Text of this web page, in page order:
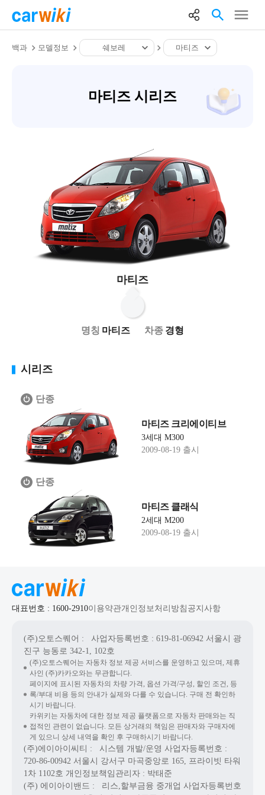
백과 모델정보 쉐보레 마티즈
마티즈 시리즈
마티즈
마티즈 경형
시리즈
단종
마티즈 크리에이티브
3세대 M300
2009-08-19 출시
단종
마티즈 클래식
2세대 M200
2009-08-19 출시
대표번호 : 1600-2910이용약관개인정보처리방침 공지사항
(주)오토스퀘어 : 사업자등록번호 : 619-81-06942 서울시 광
진구 능동로 342-1, 102호
(주)오토스퀘어는 자동차 정보 제공 서비스를 운영하고 있으며, 제휴
사인 (주)카카오와는 무관합니다.
페이지에 표시된 자동차의 차량 가격, 옵션 가격/구성, 할인 조건, 등
록/부대 비용 등의 안내가 실제와 다를 수 있습니다. 구매 전 확인하
시기 바랍니다.
카위키는 자동차에 대한 정보 제공 플랫폼으로 자동차 판매와는 직
접적인 관련이 없습니다. 모든 상거래의 책임은 판매자와 구매자에
게 있으니 상세 내역을 확인 후 구매하시기 바랍니다.
(주)에이아이씨티 : 시스템 개발/운영 사업자등록번호 :
720-86-00942 서울시 강서구 마곡중앙로 165, 프라이빗 타워
1차 1102호 개인정보책임관리자 : 박태준
(주) 에이아이밴드 : 리스,할부금융 중개업 사업자등록번호